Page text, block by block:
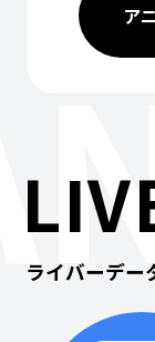
ア
ライバーデー